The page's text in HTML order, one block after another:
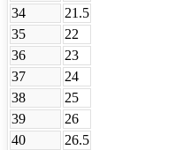
34
21.5
35
22
36
23
37
24
38
25
39
26
40
26.5